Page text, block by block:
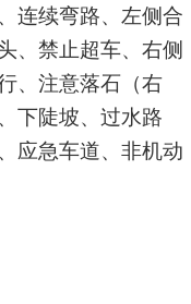
连续弯路、左侧合
、禁止超车、右侧
、注意落石（右
下陡坡、过水路
应急车道、非机动